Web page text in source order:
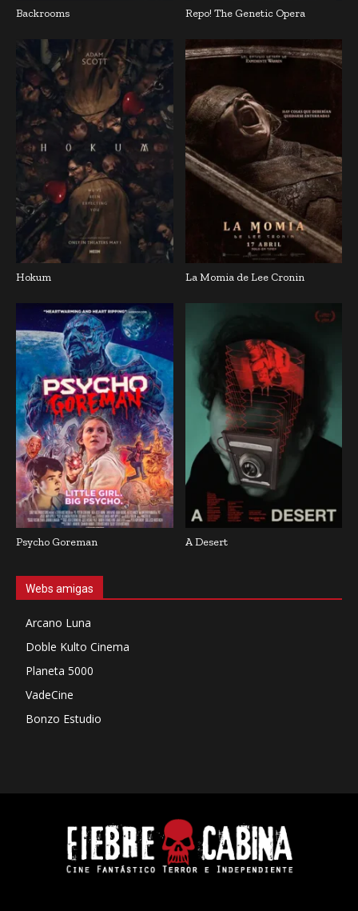
Backrooms Repo! The Genetic Opera
Hokum La Momia de Lee Cronin
Psycho Goreman A Desert
Webs amigas
Arcano Luna
Doble Kulto Cinema
Planeta 5000
VadeCine
Bonzo Estudio